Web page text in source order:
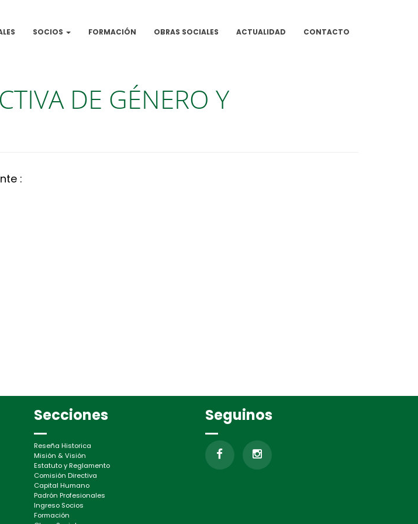
SOCIOS FORMACIÓN OBRAS SOCIALES ACTUALIDAD CONTACTO
DE GÉNERO Y
:
Secciones
Reseña Historica
Misión & Visión
Estatuto y Reglamento
Comisión Directiva
Capital Humano
Padrón Profesionales
Ingreso Socios
Formación
Seguinos